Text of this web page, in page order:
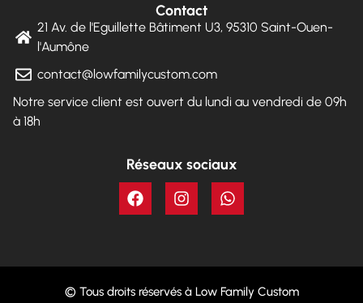
Contact
21 Av. de l'Eguillette Bâtiment U3, 95310 Saint-Ouen-
l'Aumône
contact@lowfamilycustom.com
Notre service client est ouvert du lundi au vendredi de 09h
à 18h
Réseaux sociaux
© Tous droits réservés à Low Family Custom